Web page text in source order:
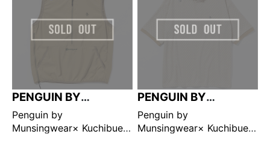
PENGUIN BY
MUNSINGWEAR
Penguin by
Munsingwear× Kuchibue
PENGUIN BY
MUNSINGWEAR
Penguin by
Munsingwear× Kuchibue